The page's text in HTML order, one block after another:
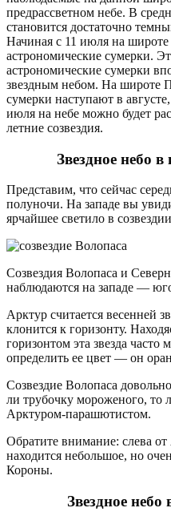
предрассветном небе. В
становится достаточно
Начиная с 11 июля на
астрономические сумерки.
астрономические сумерки
звездным небом. На широте
сумерки наступают в
июля на небе можно будет
летние созвездия.
Звездное небо
Представим, что сейчас
полуночи. На западе вы
ярчайшее светило в
Созвездия Волопаса и
наблюдаются на западе —
Арктур считается весенней
клонится к горизонту.
горизонтом эта звезда часто
определить ее цвет — он
Созвездие Волопаса
ли трубочку мороженого, то
Арктуром-парашютистом.
Обратите внимание: слева
находится небольшое, но
Короны.
Звездное